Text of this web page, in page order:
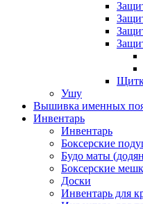
Ушу
Вышивка именных
Инвентарь
Инвентарь
Боксерские
Будо маты
Боксерские
Доски
Инвентарь для